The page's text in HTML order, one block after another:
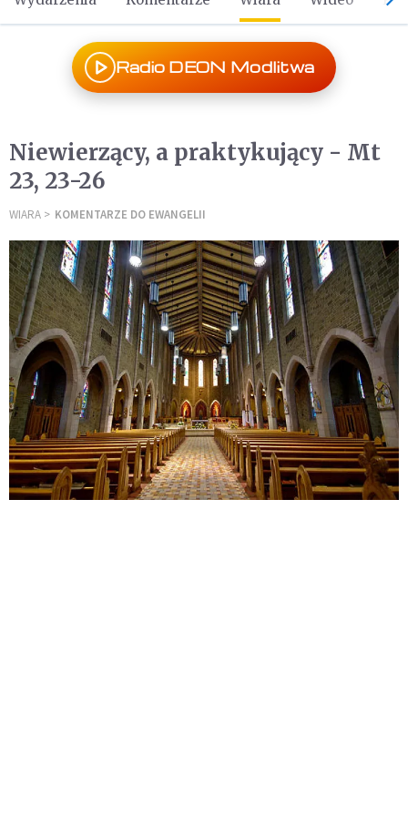
Radio DEON Modlitwa
Niewierzący, a praktykujący - Mt
23, 23-26
WIARA KOMENTARZE DO EWANGELII